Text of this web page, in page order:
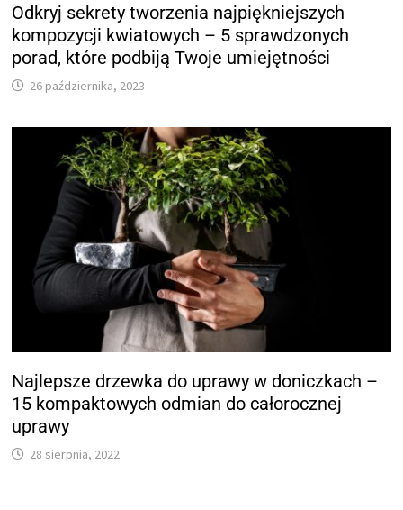
Odkryj sekrety tworzenia najpiękniejszych
kompozycji kwiatowych – 5 sprawdzonych
porad, które podbiją Twoje umiejętności
26 października, 2023
Najlepsze drzewka do uprawy w doniczkach –
15 kompaktowych odmian do całorocznej
uprawy
28 sierpnia, 2022